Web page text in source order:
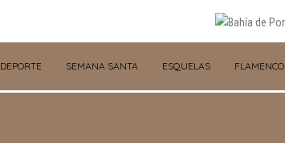
DEPORTE SEMANA SANTA ESQUELAS FLAMENCO